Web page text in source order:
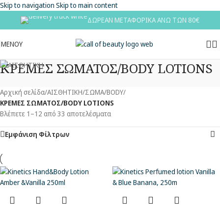
Skip to navigation Skip to main content
ΔΩΡΕΑΝ ΜΕΤΑΦΟΡΙΚΑ ΑΝΩ ΤΩΝ 80€
ΜΕΝΟΥ
ΚΡΕΜΕΣ ΣΩΜΑΤΟΣ/BODY LOTIONS
Αρχική σελίδα/ΑΙΣΘΗΤΙΚΗ/ΣΩΜΑ/BODY/
ΚΡΕΜΕΣ ΣΩΜΑΤΟΣ/BODY LOTIONS
Βλέπετε 1–12 από 33 αποτελέσματα
Εμφάνιση Φίλτρων